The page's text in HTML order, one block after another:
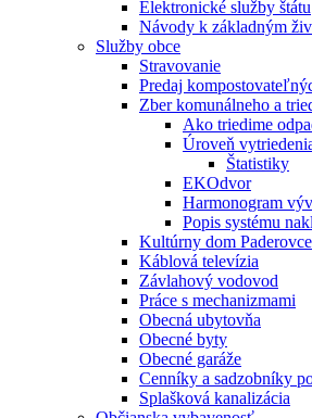
Elektronické služby štátu
Návody k základným
Služby obce
Stravovanie
Predaj
Zber komunálneho a
Ako triedime
Úroveň
Štatistiky
EKOdvor
Harmonogram
Popis systému
Kultúrny dom Paderovce
Káblová televízia
Závlahový vodovod
Práce s mechanizmami
Obecná ubytovňa
Obecné byty
Obecné garáže
Cenníky a sadzobníky
Splašková kanalizácia